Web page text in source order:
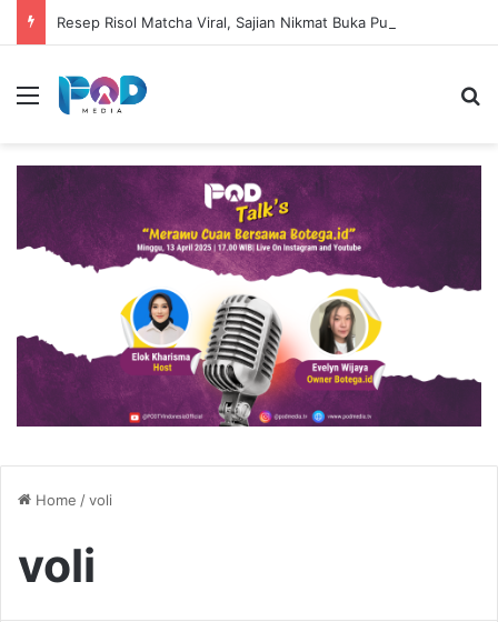
Resep Risol Matcha Viral, Sajian Nikmat Buka Puasa
Menu
Home /voli
voli